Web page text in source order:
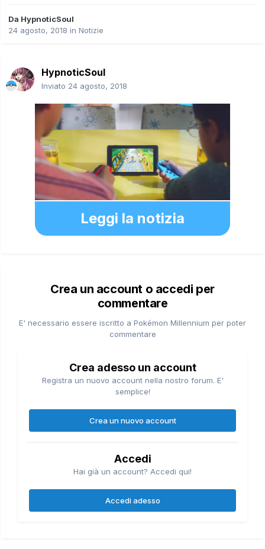
Da HypnoticSoul
24 agosto, 2018 in Notizie
HypnoticSoul
Inviato 24 agosto, 2018
Leggi la notizia
Crea un account o accedi per
commentare
E' necessario essere iscritto a Pokémon Millennium per poter
commentare
Crea adesso un account
Registra un nuovo account nella nostro forum. E'
semplice!
Crea un nuovo account
Accedi
Hai già un account? Accedi qui!
Accedi adesso